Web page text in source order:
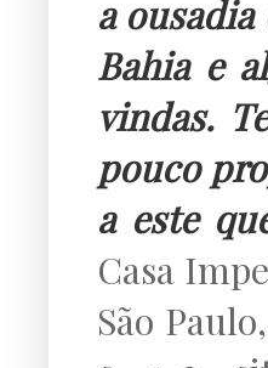
a
Bahia e
vindas.
pouco
a este
Casa
São